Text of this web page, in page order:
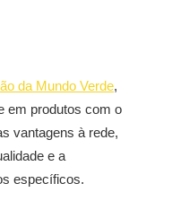
da Mundo Verde,
em produtos com o
vantagens à rede,
e a
específicos.